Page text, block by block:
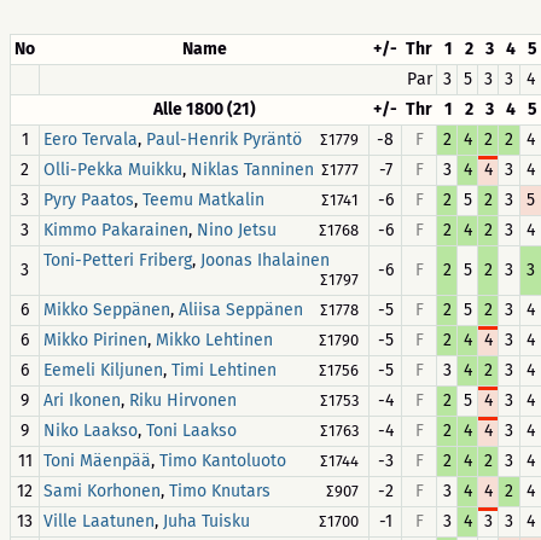
No Name +/- Thr 1 2 3 4 5
Par 3 5 3 3
4
Alle 1800 (21)
+/- Thr 1 2 3 4 5
1
Eero Tervala, Paul-Henrik Pyräntö ∑1779 -8 F 2 4 2 2
4
2
Olli-Pekka Muikku, Niklas Tanninen ∑1777 -7 F 3 4 4 3
4
3
Pyry Paatos, Teemu Matkalin ∑1741 -6 F 2 5 2 3
5
3
Kimmo Pakarainen, Nino Jetsu ∑1768 -6 F 2 4 2 3
4
3
Toni-Petteri Friberg, Joonas Ihalainen
∑1797 -6 F 2 5 2 3
3
6
Mikko Seppänen, Aliisa Seppänen ∑1778 -5 F 2 5 2 3
4
6
Mikko Pirinen, Mikko Lehtinen ∑1790 -5 F 2 4 4 3
4
6
Eemeli Kiljunen, Timi Lehtinen ∑1756 -5 F 3 4 2 3
4
9
Ari Ikonen, Riku Hirvonen ∑1753 -4 F 2 5 4 3
4
9
Niko Laakso, Toni Laakso ∑1763 -4 F 2 4 4 3
4
11 Toni Mäenpää, Timo Kantoluoto ∑1744 -3 F 2 4 2 3
4
12 Sami Korhonen, Timo Knutars ∑907 -2 F 3 4 4 2
4
13 Ville Laatunen, Juha Tuisku ∑1700 -1 F 3 4 3 3
4